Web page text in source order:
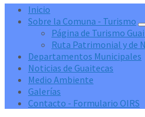
Inicio
Sobre la Comuna - Turismo
Página de Turismo
Ruta Patrimonial y de
Departamentos Municipales
Noticias de Guaitecas
Medio Ambiente
Galerías
Contacto - Formulario OIRS